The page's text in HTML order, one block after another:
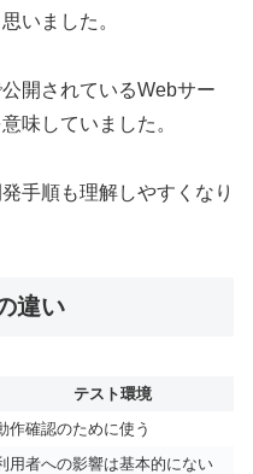
いました。
開されているWebサー
味していました。
手順も理解しやすくなり
違い
テスト環境
作確認のために使う
用者への影響は基本的にない